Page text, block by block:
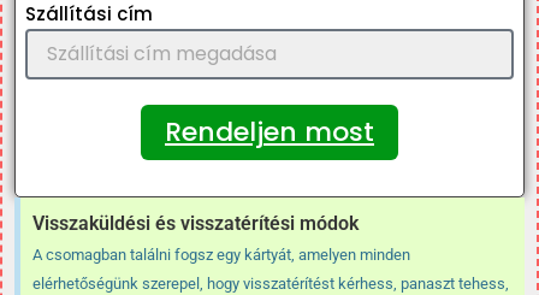
Szállítási cím
Rendeljen most
Visszaküldési és visszatérítési módok
A csomagban találni fogsz egy kártyát, amelyen minden
elérhetőségünk szerepel, hogy visszatérítést kérhess, panaszt tehess,